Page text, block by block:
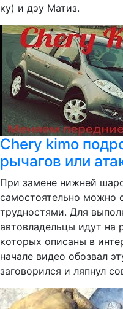
ку) и дэу Матиз.
Chery kimo
рычагов или
При замене нижней
самостоятельно можно
трудностями. Для
автовладельцы идут на
которых описаны в
начале видео обозвал
заговорился и ляпнул